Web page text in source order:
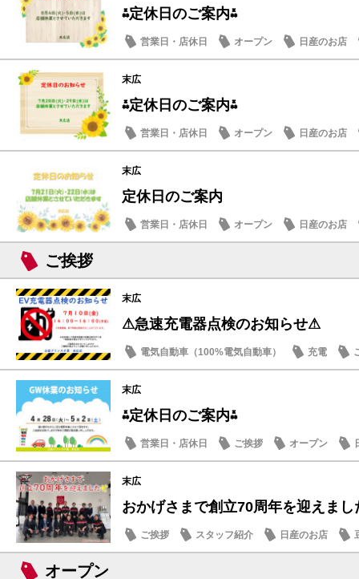
⁂定休日のご案内⁂
営業日・店休日 オープン 日産のお店
末広
⁂定休日のご案内⁂
営業日・店休日 オープン 日産のお店
末広
定休日のご案内
営業日・店休日 オープン 日産のお店
ご挨拶
末広
⚠急速充電器点検のお知らせ⚠
電気自動車（100%電気自動車） 充電
末広
⁂定休日のご案内⁂
営業日・店休日 ご挨拶 オープン
末広
おかげさまで創立70周年を迎えまし
ご挨拶 スタッフ紹介 日産のお店
オープン